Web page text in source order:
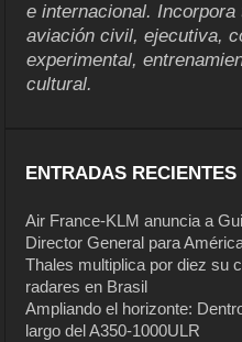
e internacional.
aviación civil, ejecutiva,
experimental,
cultural.
ENTRADAS RECIENTES
Air France-KLM anuncia a
Director General para
Thales multiplica por diez su
radares en Brasil
Ampliando el horizonte:
largo del A350-1000ULR